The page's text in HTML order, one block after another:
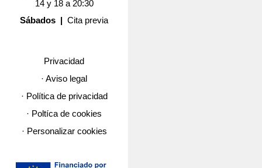
14 y 18 a 20:30
Sábados |Cita previa
Privacidad
· Aviso legal
· Política de privacidad
· Poltíca de cookies
· Personalizar cookies